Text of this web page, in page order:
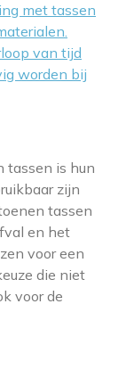
met tassen
van tijd
worden bij
tassen is hun
zijn
tassen
en het
voor een
die niet
voor de